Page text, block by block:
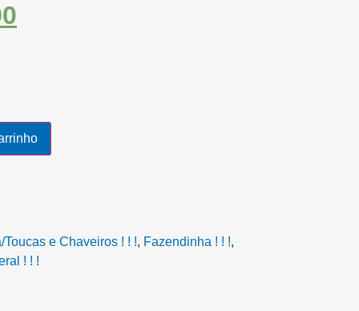
e Chaveiros ! ! !, Fazendinha ! ! !,
! ! !